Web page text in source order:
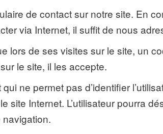
de contact sur notre site. En
via Internet, il suffit de nous
lors de ses visites sur le site, un
le site, il les accepte.
ne permet pas d’identifier
site Internet. L’utilisateur pourra